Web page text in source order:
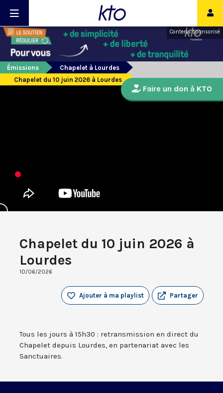
Contenu sponsorisé
Émissions
Chapelet à Lourdes
Chapelet du 10 juin 2026 à Lourdes
Chapelet du 10 juin 2026 à
Lourdes
10/06/2026
Partager
Ajouter à ma playlist
Tous les jours à 15h30 : retransmission en direct du
Chapelet depuis Lourdes, en partenariat avec les
Sanctuaires.
Faire un don à KTO